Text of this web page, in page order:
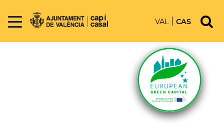
VAL CAS